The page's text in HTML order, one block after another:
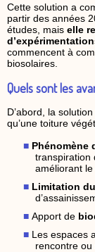
Cette solution a
partir des années
études, mais elle
commencent à
biosolaires.
Quels sont les
D’abord, la
qu’une toiture
Phénomène
transpiration
améliorant
Limitation
Apport de
Les espaces
rencontre ou